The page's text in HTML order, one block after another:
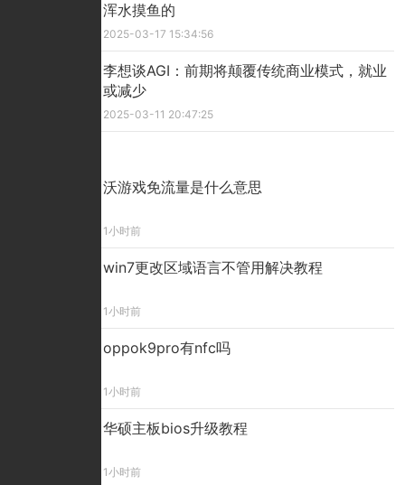
浑水摸鱼的
2025-03-17 15:34:56
李想谈AGI：前期将颠覆传统商业模式，就业
或减少
2025-03-11 20:47:25
沃游戏免流量是什么意思
1小时前
win7更改区域语言不管用解决教程
1小时前
oppok9pro有nfc吗
1小时前
华硕主板bios升级教程
1小时前